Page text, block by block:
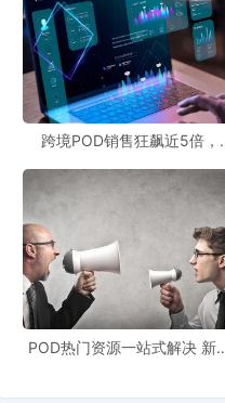
防范亚洲国家通过墨西
该政策适用于未与墨西哥
还包括东南亚国家、韩国
大等有自贸协定的国家不
三、中墨贸易现状与
中墨贸易关系紧密且持续增
2024年中墨双边贸易额
跨境POD销售狂飙近5倍，
POD热门资源一站式解决 新